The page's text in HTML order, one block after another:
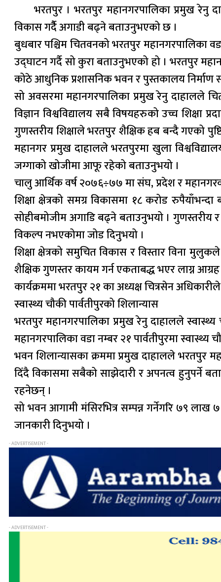
भरतपुर । भरतपुर महानगरपालिका प्रमुख रेनु
विकास गर्दैै अगाडी बढ्ने बताउनुभएको छ ।
बुधबार पश्चिम चितवनको भरतपुर महानगरपालिका
उद्घाटन गर्दै सो कुरा बताउनुभएको हो । भरतपुर
कोठे आधुनिक प्रशासनिक भवन र पुस्तकालय निर्माण
सो अवसरमा महानगरपालिका प्रमुख रेनु दाहालले
विज्ञान विश्वविद्यालय सबै विषयहरुको उच्च शिक्षा
गुणस्तरीय शिक्षाले भरतपुर शैक्षिक हब बन्दै गएको
महानगर प्रमुख दाहालले भरतपुरमा खुला
जग्गाको खोजीमा आफू रहेको बताउनुभयो ।
चालु आर्थिक वर्ष २०७६÷७७ मा संघ, प्रदेश र
शिक्षा क्षेत्रको समग्र विकासमा १८ करोड
सोहीबमोजीम अगाडि बढ्ने बताउनुभयो । गुणस्तरीय
विकल्प नभएकोमा जोड दिनुभयो ।
शिक्षा क्षेत्रको समुचित विकास र विस्तार विना
शैक्षिक गुणस्तर कायम गर्न एकताबद्ध भएर लाग्न
कार्यक्रममा भरतपुर २१ का अध्यक्ष चित्रसेन
स्वास्थ्य चौकी पार्वतीपुरको शिलान्यास
भरतपुर महानगरपालिका प्रमुख रेनु दाहालले
महानगरपालिका वडा नम्बर २१ पार्वतीपुरमा
भवन शिलान्यासका क्रममा प्रमुख दाहालले भरतपुर
दिँदै विकासमा सबैको साझेदारी र अपनत्व हुनुपर्ने
रहनेछन् ।
सो भवन आगामी मंसिरभित्र सम्पन्न गर्नेगरि ७९
जानकारी दिनुभयो ।
- ADVERTISEMENT -
- ADVERTISEMENT -